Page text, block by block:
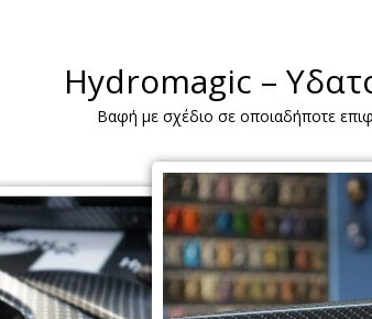
Hydromagic –
Βαφή με σχέδιο σε οποιαδήποτε